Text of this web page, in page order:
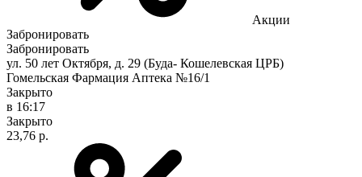
Акции
Забронировать
Забронировать
ул. 50 лет Октября, д. 29 (Буда- Кошелевская ЦРБ)
Гомельская Фармация Аптека №16/1
Закрыто
в 16:17
Закрыто
23,76 р.